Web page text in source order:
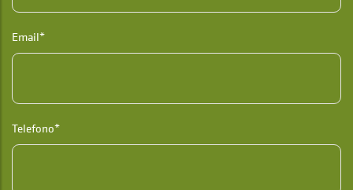
Email*
Telefono*